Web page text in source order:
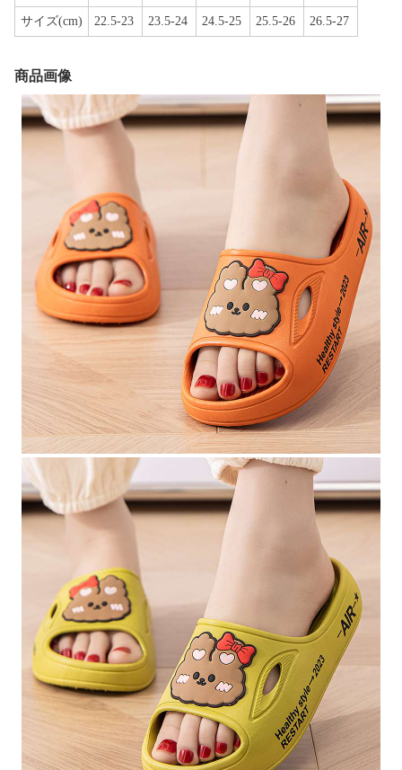
サイズ(cm) 22.5-23 23.5-24 24.5-25 25.5-26 26.5-27
商品画像